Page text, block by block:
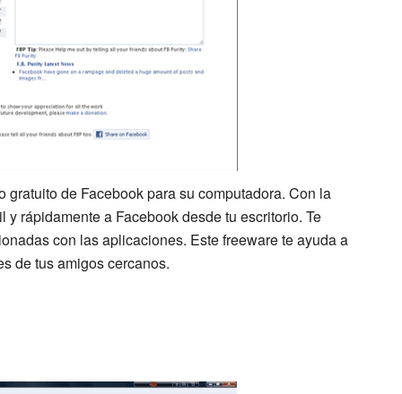
gratuito de Facebook para su computadora. Con la
rápidamente a Facebook desde tu escritorio. Te
con las aplicaciones. Este freeware te ayuda a
de tus amigos cercanos.